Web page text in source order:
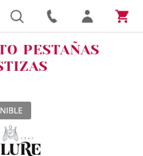
PESTAÑAS